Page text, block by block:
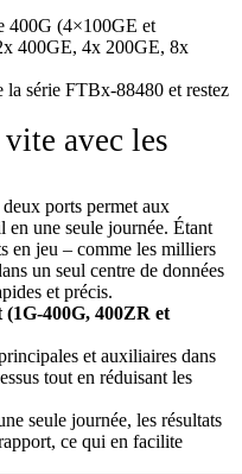
400G (4×100GE et
400GE, 4x 200GE, 8x
la série FTBx-88480 et restez
avec les
ports permet aux
en une seule journée. Étant
en jeu – comme les milliers
un seul centre de données
et précis.
400G, 400ZR et
et auxiliaires dans
tout en réduisant les
seule journée, les résultats
ce qui en facilite